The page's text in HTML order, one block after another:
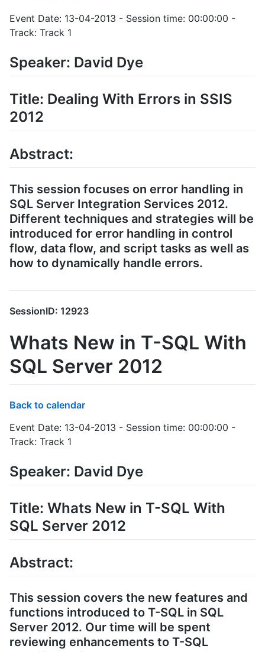
Event Date: 13-04-2013 - Session time: 00:00:00 -
Track: Track 1
Speaker: David Dye
Title: Dealing With Errors in SSIS
2012
Abstract:
This session focuses on error handling in
SQL Server Integration Services 2012.
Different techniques and strategies will be
introduced for error handling in control
flow, data flow, and script tasks as well as
how to dynamically handle errors.
SessionID: 12923
Whats New in T-SQL With
SQL Server 2012
Back to calendar
Event Date: 13-04-2013 - Session time: 00:00:00 -
Track: Track 1
Speaker: David Dye
Title: Whats New in T-SQL With
SQL Server 2012
Abstract:
This session covers the new features and
functions introduced to T-SQL in SQL
Server 2012. Our time will be spent
reviewing enhancements to T-SQL